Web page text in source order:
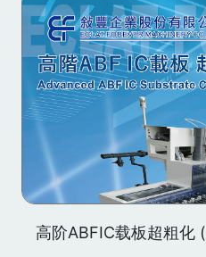
高阶ABFIC载板超粗化